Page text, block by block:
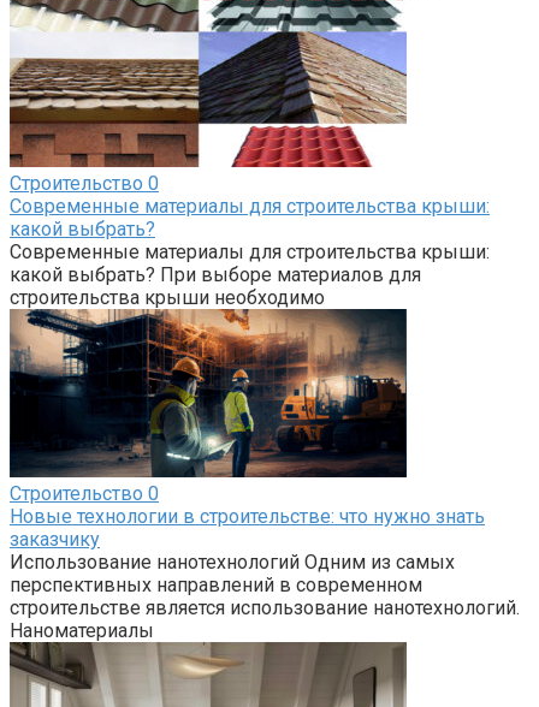
Строительство 0
Современные материалы для строительства крыши:
какой выбрать?
Современные материалы для строительства крыши:
какой выбрать? При выборе материалов для
строительства крыши необходимо
Строительство 0
Новые технологии в строительстве: что нужно знать
заказчику
Использование нанотехнологий Одним из самых
перспективных направлений в современном
строительстве является использование нанотехнологий.
Наноматериалы